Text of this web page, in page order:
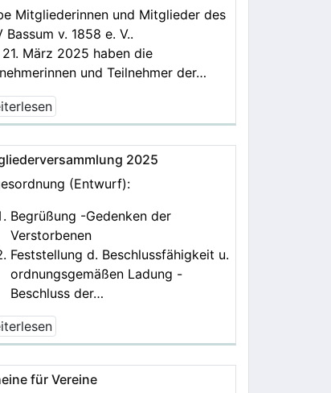
Mitgliederinnen und Mitglieder des
Bassum v. 1858 e. V..
März 2025 haben die
und Teilnehmer der…
2025
(Entwurf):
Begrüßung -Gedenken der
Verstorbenen
Feststellung d. Beschlussfähigkeit u.
ordnungsgemäßen Ladung -
Beschluss der…
für Vereine